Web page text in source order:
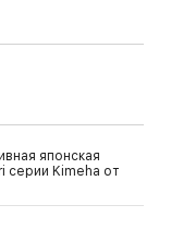
японская
серии Kimeha от